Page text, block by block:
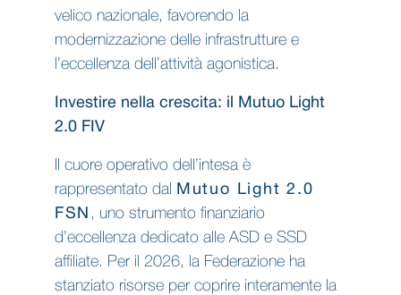
velico nazionale, favorendo la
modernizzazione delle infrastrutture e
l’eccellenza dell’attività agonistica.
Investire nella crescita: il Mutuo Light
2.0 FIV
Il cuore operativo dell’intesa è
rappresentato dal
Mutuo Light 2.0
FSN , uno strumento finanziario
d’eccellenza dedicato alle ASD e SSD
affiliate. Per il 2026, la Federazione ha
stanziato risorse per coprire interamente la